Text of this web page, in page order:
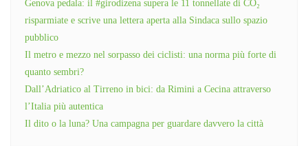
Genova pedala: il #girodizena supera le 11 tonnellate di CO₂
risparmiate e scrive una lettera aperta alla Sindaca sullo spazio
pubblico
Il metro e mezzo nel sorpasso dei ciclisti: una norma più forte di
quanto sembri?
Dall’Adriatico al Tirreno in bici: da Rimini a Cecina attraverso
l’Italia più autentica
Il dito o la luna? Una campagna per guardare davvero la città